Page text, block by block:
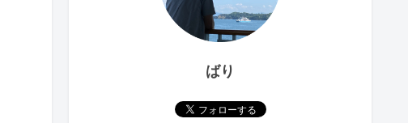
ばり